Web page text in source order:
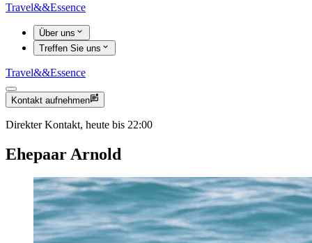
Travel&&Essence
Über uns
Treffen Sie uns
Travel&&Essence
Kontakt aufnehmen
Direkter Kontakt, heute bis 22:00
Ehepaar Arnold